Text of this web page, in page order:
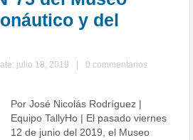
y del
julio 18, 2019
0 commentarios
Por José Nicolás Rodríguez |
Equipo TallyHo | El pasado viernes
12 de junio del 2019, el Museo